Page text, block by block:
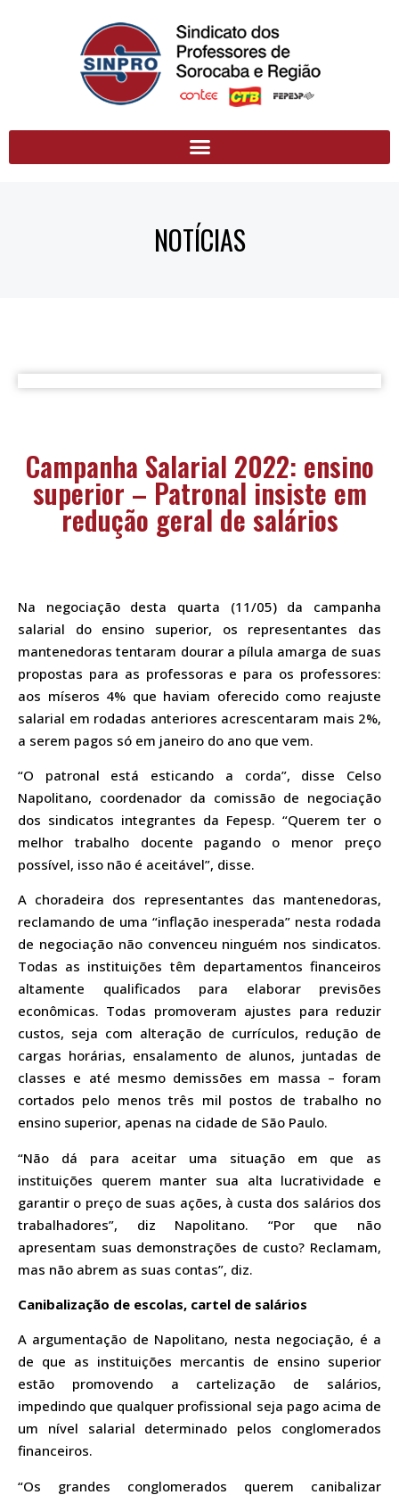
NOTÍCIAS
Campanha Salarial 2022: ensino
superior – Patronal insiste em
redução geral de salários
Na negociação desta quarta (11/05) da campanha
salarial do ensino superior, os representantes das
mantenedoras tentaram dourar a pílula amarga de suas
propostas para as professoras e para os professores:
aos míseros 4% que haviam oferecido como reajuste
salarial em rodadas anteriores acrescentaram mais 2%,
a serem pagos só em janeiro do ano que vem.
“O patronal está esticando a corda”, disse Celso
Napolitano, coordenador da comissão de negociação
dos sindicatos integrantes da Fepesp. “Querem ter o
melhor trabalho docente pagando o menor preço
possível, isso não é aceitável”, disse.
A choradeira dos representantes das mantenedoras,
reclamando de uma “inflação inesperada” nesta rodada
de negociação não convenceu ninguém nos sindicatos.
Todas as instituições têm departamentos financeiros
altamente qualificados para elaborar previsões
econômicas. Todas promoveram ajustes para reduzir
custos, seja com alteração de currículos, redução de
cargas horárias, ensalamento de alunos, juntadas de
classes e até mesmo demissões em massa – foram
cortados pelo menos três mil postos de trabalho no
ensino superior, apenas na cidade de São Paulo.
“Não dá para aceitar uma situação em que as
instituições querem manter sua alta lucratividade e
garantir o preço de suas ações, à custa dos salários dos
trabalhadores”, diz Napolitano. “Por que não
apresentam suas demonstrações de custo? Reclamam,
mas não abrem as suas contas”, diz.
Canibalização de escolas, cartel de salários
A argumentação de Napolitano, nesta negociação, é a
de que as instituições mercantis de ensino superior
estão promovendo a cartelização de salários,
impedindo que qualquer profissional seja pago acima de
um nível salarial determinado pelos conglomerados
financeiros.
“Os grandes conglomerados querem canibalizar